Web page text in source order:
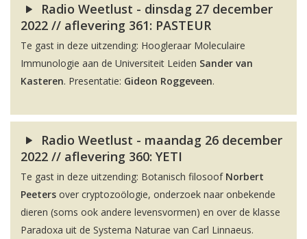
Radio Weetlust - dinsdag 27 december
2022 // aflevering 361: PASTEUR
Te gast in deze uitzending: Hoogleraar Moleculaire
Immunologie aan de Universiteit Leiden Sander van
Kasteren. Presentatie: Gideon Roggeveen.
Radio Weetlust - maandag 26 december
2022 // aflevering 360: YETI
Te gast in deze uitzending: Botanisch filosoof Norbert
Peeters over cryptozoölogie, onderzoek naar onbekende
dieren (soms ook andere levensvormen) en over de klasse
Paradoxa uit de Systema Naturae van Carl Linnaeus.